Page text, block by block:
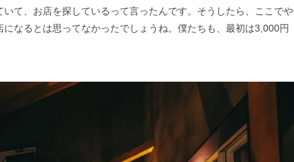
て、お店を探しているって言ったんです。そうしたら、ここでや
なるとは思ってなかったでしょうね。僕たちも、最初は3,000円